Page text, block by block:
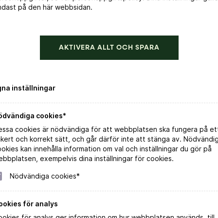
på den här webbsidan.
AKTIVERA ALLT OCH SPARA
inställningar
cookies*
cookies är nödvändiga för att webbplatsen ska fungera på
och korrekt sätt, och går därför inte att stänga av.
kan innehålla information om val och inställningar du gör på
exempelvis dina inställningar för cookies.
Nödvändiga cookies*
för analys